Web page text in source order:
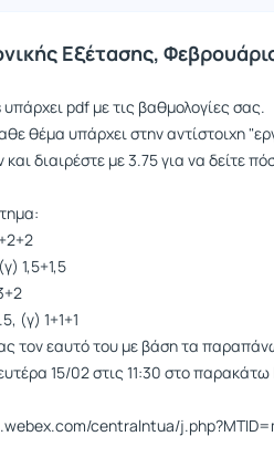
Εξέτασης,
pdf με τις βαθμολογίες σας.
θέμα υπάρχει στην αντίστοιχη
διαιρέστε με 3.75 για να δείτε
1,5+1,5
(γ) 1+1+1
τον εαυτό του με βάση τα
15/02 στις 11:30 στο
centralntua/